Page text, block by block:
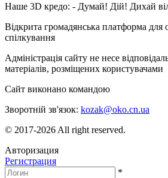
Наше 3D кредо: - Думай! Дій! Дихай
Відкрита громадянська платформа для
спілкування
Адміністрація сайту не несе
матеріалів, розміщених користувачами
Сайт виконано командою
Зворотній зв'язок: kozak@oko.cn.ua
© 2017-2026 All right reserved.
Авторизация
Регистрация
*